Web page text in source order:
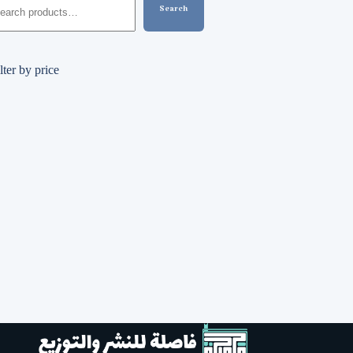
Search
by price